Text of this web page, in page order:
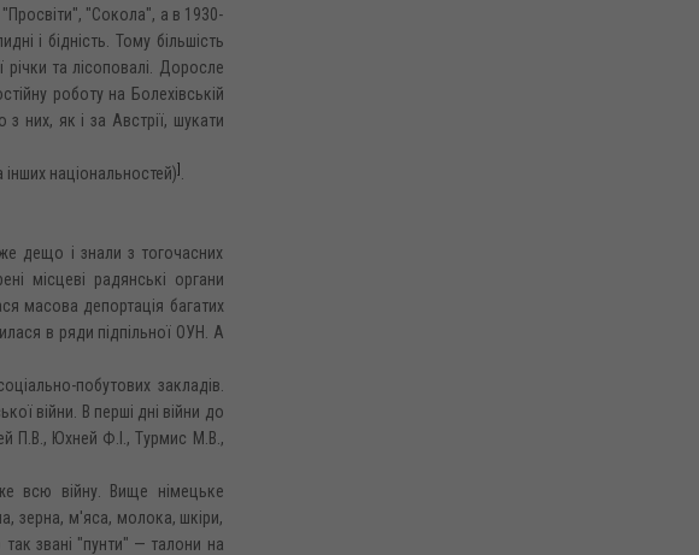
"Сокола", а в 1930-
і бідність. Тому більшість
та лісоповалі. Доросле
роботу на Болехівській
них, як і за Австрії, шукати
інших національностей)]
дещо і знали з тогочасних
місцеві радянські органи
масова депортація багатих
в ряди підпільної ОУН. А
побутових закладів.
війни. В перші дні війни до
П.В., Юхней Ф.І., Турмис М.В.,
всю війну. Вище німецьке
зерна, м'яса, молока, шкіри,
так звані "пунти" — талони на